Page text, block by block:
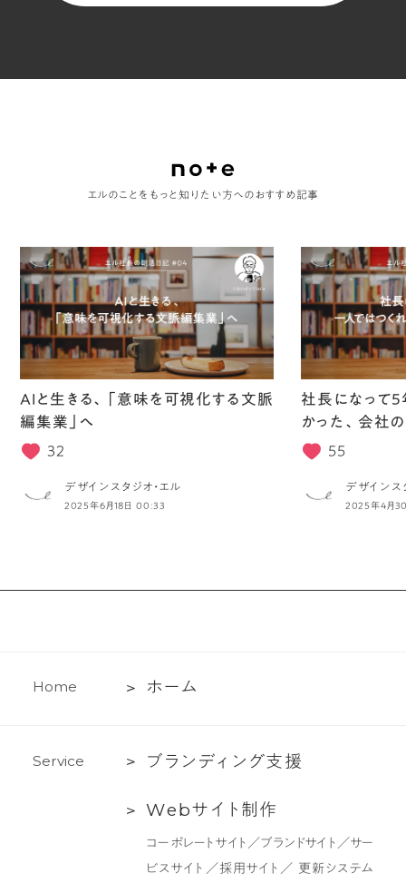
エルのことをもっと知りたい方へのおすすめ記事
AIと生きる、「意味を可視化する文脈
編集業」へ
32
デザインスタジオ・エル
2025年6月18日 00:33
社長になって5
かった、会社
55
デザインス
2025年4月
Home
ホ
ホーム
Service
ブ
ン
ブラ ン ディ ン グ支援
Web
Webサ イ ト 制 作
コーポレートサイト／ブランドサイト／サー
ビスサイト／採用サイト／ 更新システム